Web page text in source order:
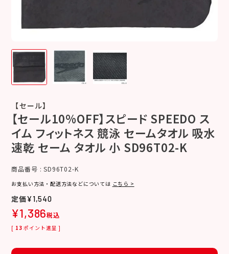
【セール】
【セール10%OFF】スピード SPEEDO ス
イム フィットネス 競泳 セームタオル 吸水
速乾 セーム タオル 小 SD96T02-K
商品番号 SD96T02-K
お支払い方法・配送方法などについては こちら >
¥1,540
¥1,386税込
[ 13 ポイント進呈 ]